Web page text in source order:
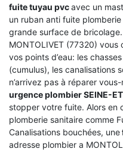
fuite tuyau pvcavec un
un ruban anti fuite
grande surface de
MONTOLIVET (77320) vous
vos points d’eau: les
(cumulus), les canalisations
n’arrivez pas à réparer
urgence plombier SEINE-
stopper votre fuite. Alors en
plomberie sanitaire comme
Canalisations bouchées, une
adresse plombier a